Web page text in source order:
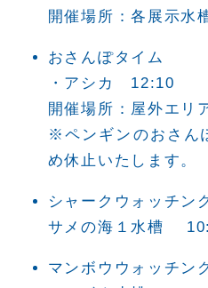
開催場所：各展示水
おさんぽタイム
・アシカ 12:10
開催場所：屋外エリ
※ペンギンのおさん
め休止いたします。
シャークウォッチン
サメの海１水槽
マンボウウォッチン